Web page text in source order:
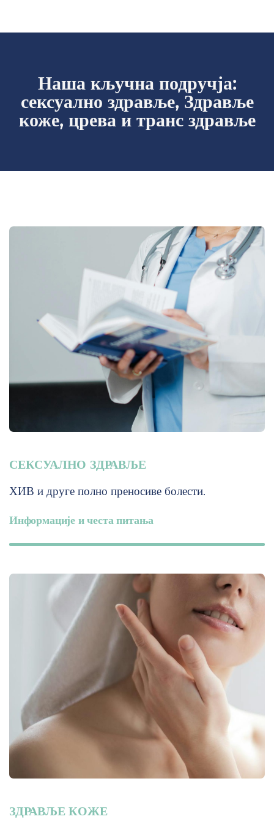
Наша кључна подручја:
сексуално здравље, Здравље
коже, црева и транс здравље
СЕКСУАЛНО ЗДРАВЉЕ
ХИВ и друге полно преносиве болести.
Информације и честа питања
ЗДРАВЉЕ КОЖЕ